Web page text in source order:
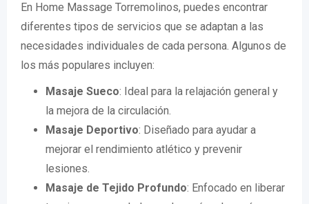
En Home Massage Torremolinos, puedes encontrar
diferentes tipos de servicios que se adaptan a las
necesidades individuales de cada persona. Algunos de
los más populares incluyen:
Masaje Sueco: Ideal para la relajación general y
la mejora de la circulación.
Masaje Deportivo: Diseñado para ayudar a
mejorar el rendimiento atlético y prevenir
lesiones.
Masaje de Tejido Profundo: Enfocado en liberar